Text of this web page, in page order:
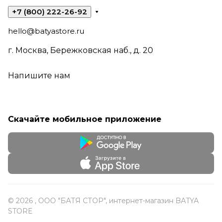
+7 (800) 222-26-92
hello@batyastore.ru
г. Москва, Бережковская наб., д. 20
Напишите нам
Скачайте мобильное приложение
© 2026 , ООО "БАТЯ СТОР", интернет-магазин BATYA
STORE